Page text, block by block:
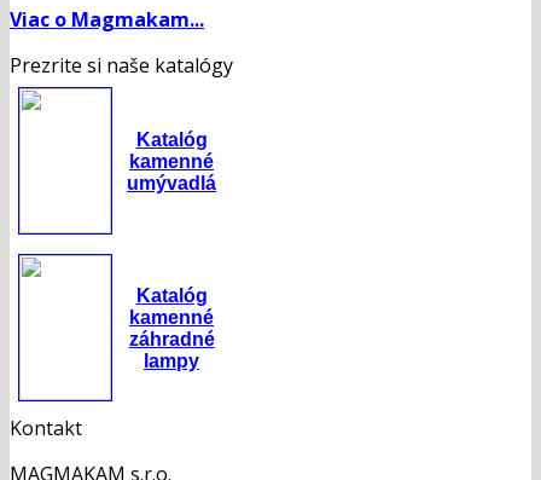
Viac o Magmakam...
Prezrite si naše katalógy
Katalóg
kamenné
umývadlá
Katalóg
kamenné
záhradné
lampy
Kontakt
MAGMAKAM s.r.o.